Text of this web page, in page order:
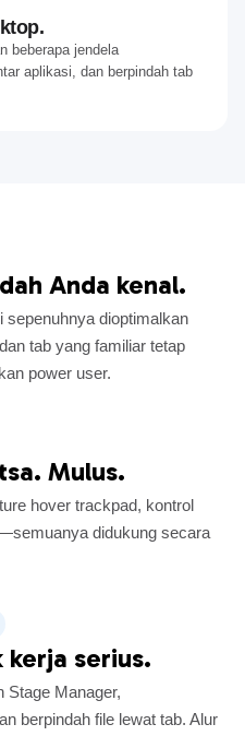
beberapa jendela
aplikasi, dan berpindah tab
Anda kenal.
sepenuhnya dioptimalkan
tab yang familiar tetap
power user.
Mulus.
hover trackpad, kontrol
didukung secara
serius.
Stage Manager,
berpindah file lewat tab. Alur